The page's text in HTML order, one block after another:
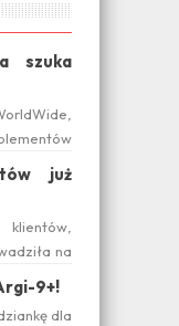
szuka
roku.
już
na
9+!
dla